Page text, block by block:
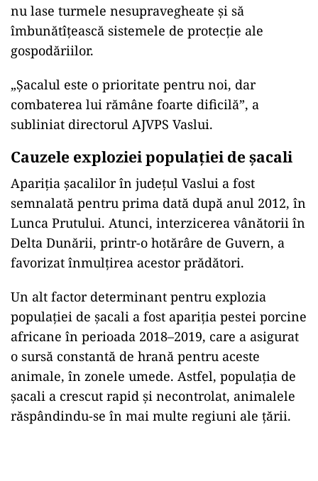
nu lase turmele nesupravegheate și să
îmbunătîțească sistemele de protecție ale
gospodăriilor.
„Șacalul este o prioritate pentru noi, dar
combaterea lui rămâne foarte dificilă”, a
subliniat directorul AJVPS Vaslui.
Cauzele exploziei populației de șacali
Apariția șacalilor în județul Vaslui a fost
semnalată pentru prima dată după anul 2012, în
Lunca Prutului. Atunci, interzicerea vânătorii în
Delta Dunării, printr-o hotărâre de Guvern, a
favorizat înmulțirea acestor prădători.
Un alt factor determinant pentru explozia
populației de șacali a fost apariția pestei porcine
africane în perioada 2018–2019, care a asigurat
o sursă constantă de hrană pentru aceste
animale, în zonele umede. Astfel, populația de
șacali a crescut rapid și necontrolat, animalele
răspândindu-se în mai multe regiuni ale țării.